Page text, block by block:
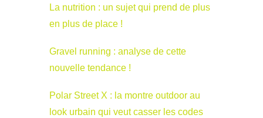
La nutrition : un sujet qui prend de plus
en plus de place !
Gravel running : analyse de cette
nouvelle tendance !
Polar Street X : la montre outdoor au
look urbain qui veut casser les codes